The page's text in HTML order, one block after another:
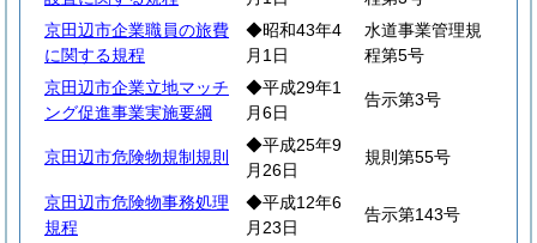
京田辺市企業職員の旅費
に関する規程
◆昭和43年4
月1日
水道事業管理規
程第5号
京田辺市企業立地マッチ
ング促進事業実施要綱
◆平成29年1
月6日
告示第3号
京田辺市危険物規制規則
◆平成25年9
月26日
規則第55号
京田辺市危険物事務処理
規程
◆平成12年6
月23日
告示第143号